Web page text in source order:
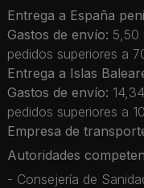
Entrega a España
Gastos de envío: 5,50
pedidos superiores a
Entrega a Islas
Gastos de envío:
pedidos superiores a
Empresa de
Autoridades
- Consejería de